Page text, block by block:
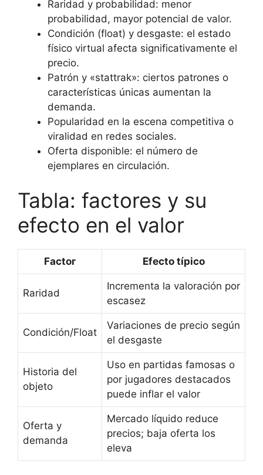
Raridad y probabilidad: menor
probabilidad, mayor potencial de valor.
Condición (float) y desgaste: el estado
físico virtual afecta significativamente el
precio.
Patrón y «stattrak»: ciertos patrones o
características únicas aumentan la
demanda.
Popularidad en la escena competitiva o
viralidad en redes sociales.
Oferta disponible: el número de
ejemplares en circulación.
Tabla: factores y su
efecto en el valor
Factor Efecto típico
Raridad
Incrementa la valoración por
escasez
Condición/Float
Variaciones de precio según
el desgaste
Historia del
objeto
Uso en partidas famosas o
por jugadores destacados
puede inflar el valor
Oferta y
demanda
Mercado líquido reduce
precios; baja oferta los
eleva